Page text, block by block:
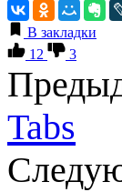
В закладки
12
3
Tabs